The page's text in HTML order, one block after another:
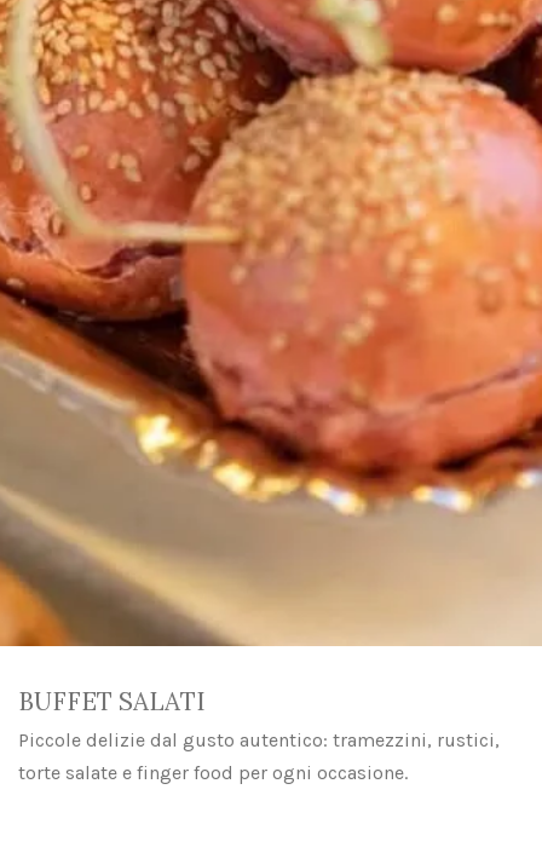
BUFFET SALATI
Piccole delizie dal gusto autentico: tramezzini, rustici,
torte salate e finger food per ogni occasione.